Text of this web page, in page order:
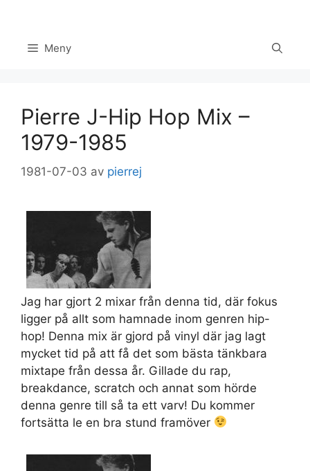
innehåll Meny
Pierre J-Hip Hop Mix –
1979-1985
1981-07-03 av pierrej
Jag har gjort 2 mixar från denna tid, där fokus
ligger på allt som hamnade inom genren hip-
hop! Denna mix är gjord på vinyl där jag lagt
mycket tid på att få det som bästa tänkbara
mixtape från dessa år. Gillade du rap,
breakdance, scratch och annat som hörde
denna genre till så ta ett varv! Du kommer
fortsätta le en bra stund framöver